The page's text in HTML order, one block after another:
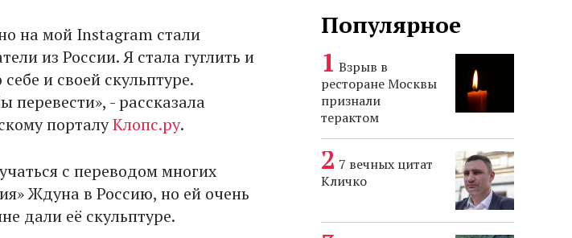
на мой Instagram стали
из России. Я стала гуглить и
и своей скульптуре.
перевести», - рассказала
порталуКлопс.ру.
с переводом многих
Ждуна в Россию, но ей очень
дали её скульптуре.
Популярное
Взрыв в
ресторане Москвы
признали
терактом
7 вечных цитат
Кличко